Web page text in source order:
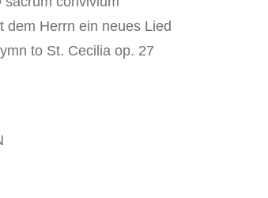
dem Herrn ein neues Lied
to St. Cecilia op. 27